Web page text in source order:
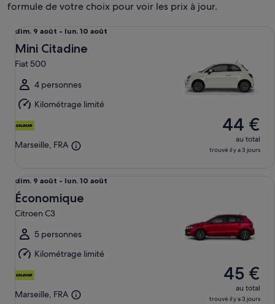
formule de votre choix pour voir les prix à jour.
Du
dim.
9
août
au
lun.
10
août
dim. 9 août - lun. 10 août
Mini Citadine
Fiat 500
4 personnes
Kilométrage limité
Marseille, FRA
44 €
au total
trouvé il y a 3 jours
Du
dim.
9
août
au
lun.
10
août
dim. 9 août - lun. 10 août
Économique
Citroen C3
5 personnes
Kilométrage limité
Marseille, FRA
45 €
au total
trouvé il y a 3 jours